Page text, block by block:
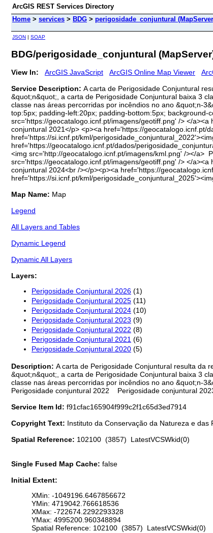
ArcGIS REST Services Directory
Home > services > BDG > perigosidade_conjuntural
JSON | SOAP
BDG/perigosidade_conjuntural
View In: ArcGIS JavaScript ArcGIS Online Map Viewer
Service Description: A carta de Perigosidade Conjuntural
&quot;n&quot;, a carta de Perigosidade Conjuntural baixa 3
classe nas áreas percorridas por incêndios no ano &quot;n-
top:5px; padding-left:20px; padding-bottom:5px;
src='https://geocatalogo.icnf.pt/imagens/geotiff.png' /> </
conjuntural 2021</p> <p><a href='https://geocatalogo.icnf.pt/
href='https://si.icnf.pt/kml/
href='https://geocatalogo.icnf.pt/dados/
<img src='http://geocatalogo.icnf.pt/imagens/kml.png' /></a>
src='https://geocatalogo.icnf.pt/imagens/geotiff.png' /> </
conjuntural 2024<br /></p><p><a href='https://
href='https://si.icnf.pt/kml/
Map Name: Map
Legend
All Layers and Tables
Dynamic Legend
Dynamic All Layers
Layers:
Perigosidade Conjuntural 2026 (1)
Perigosidade Conjuntural 2025 (11)
Perigosidade Conjuntural 2024 (10)
Perigosidade Conjuntural 2023 (9)
Perigosidade Conjuntural 2022 (8)
Perigosidade Conjuntural 2021 (6)
Perigosidade Conjuntural 2020 (5)
Description: A carta de Perigosidade Conjuntural resulta da
&quot;n&quot;, a carta de Perigosidade Conjuntural baixa 3
classe nas áreas percorridas por incêndios no ano &quot;n-
Perigosidade conjuntural 2022 Perigosidade conjuntural
Service Item Id: f91cfac165904f999c2f1c65d3ed7914
Copyright Text: Instituto da Conservação da Natureza e das
Spatial Reference: 102100 (3857) LatestVCSWkid(0)
Single Fused Map Cache: false
Initial Extent:
XMin: -1049196.6467856672
YMin: 4719042.766618536
XMax: -722674.2292293328
YMax: 4995200.960348894
Spatial Reference: 102100 (3857) LatestVCSWkid(0)